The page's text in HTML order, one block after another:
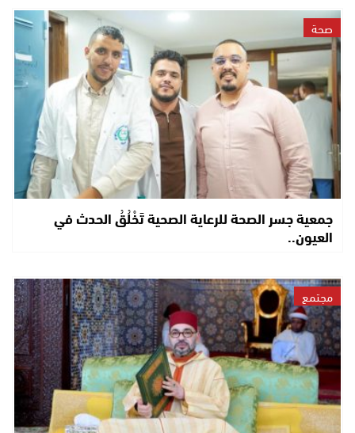
صحة
جمعية جسر الصحة للرعاية الصحية تَخْلُقُ الحدث في
العيون..
مجتمع